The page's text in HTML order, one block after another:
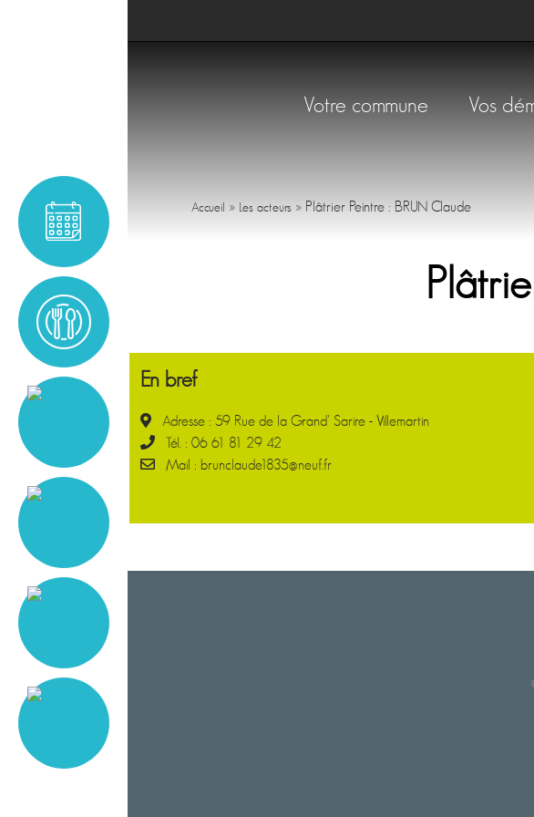
Votre commune Vos
Accueil » Les acteurs » Plâtrier Peintre : BRUN Claude
En bref
Adresse : 59 Rue de la Grand' Sarire - Villemartin
Tél. : 06 61 81 29 42
Mail : brunclaude1835@neuf.fr